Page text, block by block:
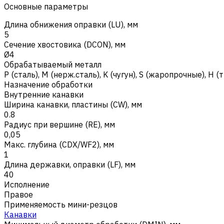
Основные параметры
Длина обнижения оправки (LU), мм
5
Сечение хвостовика (DCON), мм
Ø4
Обрабатываемый металл
Р (сталь), M (нерж.сталь), K (чугун), S (жаропрочные), H
Назначение обработки
Внутренние канавки
Ширина канавки, пластины (CW), мм
0.8
Радиус при вершине (RE), мм
0,05
Макс. глубина (CDX/WF2), мм
1
Длина державки, оправки (LF), мм
40
Исполнение
Правое
Применяемость мини-резцов
Канавки